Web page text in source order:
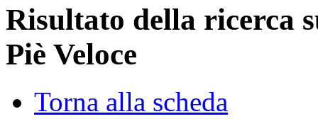
Risultato della ricerca
Piè Veloce
Torna alla scheda